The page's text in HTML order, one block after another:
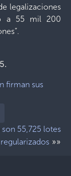
legalizaciones
a 55 mil 200
firman sus
55,725 lotes
regularizados »»